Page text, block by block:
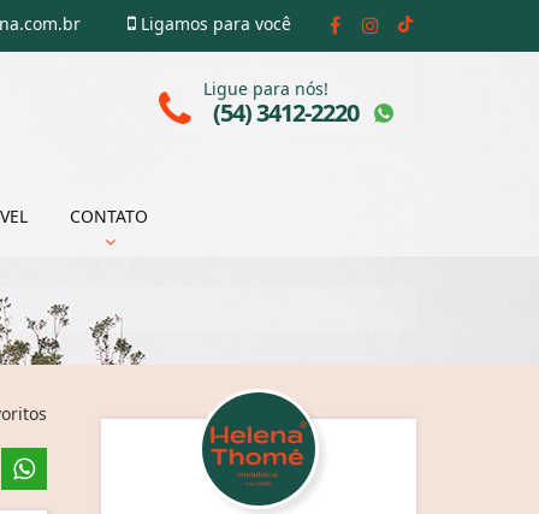
Ligamos para você
CONTATO
Ligue para nós!
(54) 3412-2220